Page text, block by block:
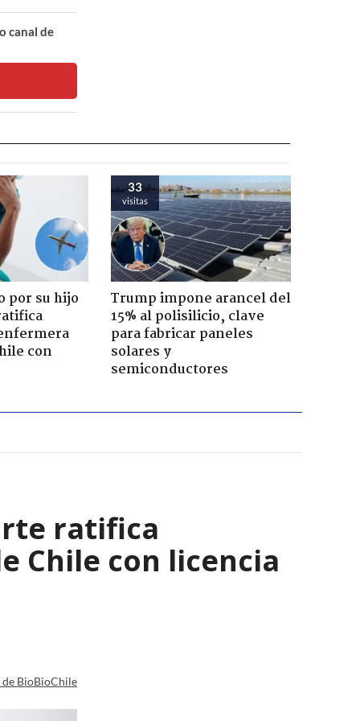
canal de
por su hijo
con
33
visitas
Trump impone arancel del
15% al polisilicio, clave
para fabricar paneles
solares y
semiconductores
ratifica
Chile con licencia
BioBioChile